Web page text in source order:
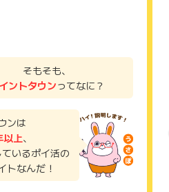
ンショップ以外でのご注文
・商品受取拒否及び不着、返品の
す。
せは、
ポイントタウンのサポート
イントについて、広告主に直接
ント獲得対象外となる場合がご
れている獲得条件を必ずよくお
得するまで必ず保管してくださ
問い合わせされる際に、該当の
ございます。
合は対応いたしかねますので、
ざいます。
終了となっておりポイントが獲
ださいませ。
・商品受取拒否及び不着、返品の
す。
そもそも、
ントタウンってなに？
ンは
以上、
いるポイ活の
トなんだ！